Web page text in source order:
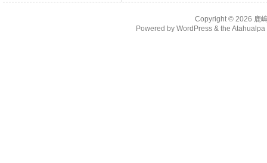
Copyright © 2026 鹿
Powered by WordPress& the Atahualpa